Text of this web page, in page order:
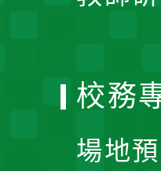
校務
場地